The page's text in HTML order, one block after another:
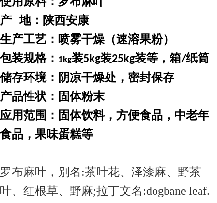
产 地： 陕西安康
生产工艺：喷雾干燥（速溶果粉）
包装规格： 1kg装5kg装25kg装等，箱/纸筒
储存环境：阴凉干燥处，密封保存
产品性状：固体粉末
应用范围：固体饮料，方便食品，中老年
食品，果味蛋糕等
罗布麻叶，别名 :茶叶花、泽漆麻、野茶
叶、红根草、野麻;拉丁文名 :dogbane leaf.